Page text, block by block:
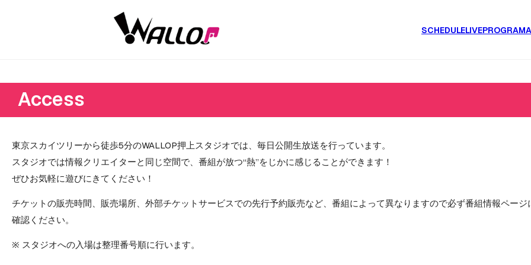
SCHEDULELIVEPROGRAM
Access
東京スカイツリーから徒歩5分のWALLOP押上スタジオでは、毎日公開生放送を行っています。
スタジオでは情報クリエイターと同じ空間で、番組が放つ“熱”をじかに感じることができます！
ぜひお気軽に遊びにきてください！
チケットの販売時間、販売場所、外部チケットサービスでの先行予約販売など、番組によって異なりますので必ず番組情報ページ
確認ください。
※ スタジオへの入場は整理番号順に行います。